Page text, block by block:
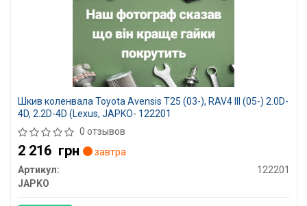
Шкив коленвала Toyota Avensis T25 (03-), RAV4 III (05-) 2.0D-
4D, 2.2D-4D (Lexus, JAPKO- 122201
0 отзывов
2 216 грн
завтра
Артикул:
122201
JAPKO